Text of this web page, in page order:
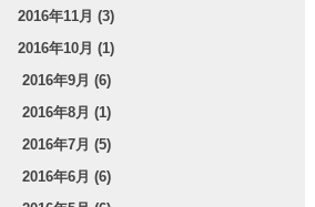
2016年11月 (3)
2016年10月 (1)
2016年9月 (6)
2016年8月 (1)
2016年7月 (5)
2016年6月 (6)